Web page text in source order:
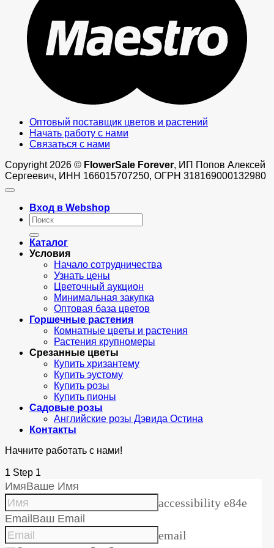
Оптовый поставщик цветов и растений
Начать работу с нами
Связаться с нами
Copyright 2026 © FlowerSale Forever, ИП Попов Алексей
Сергеевич, ИНН 166015707250, ОГРН 318169000132980
Вход в Webshop
Искать:
Каталог
Условия
Начало сотрудничества
Узнать цены
Цветочный аукцион
Минимальная закупка
Оптовая база цветов
Горшечные растения
Комнатные цветы и растения
Растения крупномеры
Срезанные цветы
Купить хризантему
Купить эустому
Купить розы
Купить пионы
Садовые розы
Английские розы Дэвида Остина
Контакты
Начните работать с нами!
1 Step 1
ИмяВаше Имя
accessibility e84e
EmailВаш Email
email